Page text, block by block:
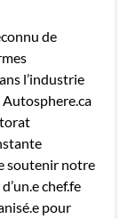
de
l’industrie
soutenir notre
chef.fe
pour